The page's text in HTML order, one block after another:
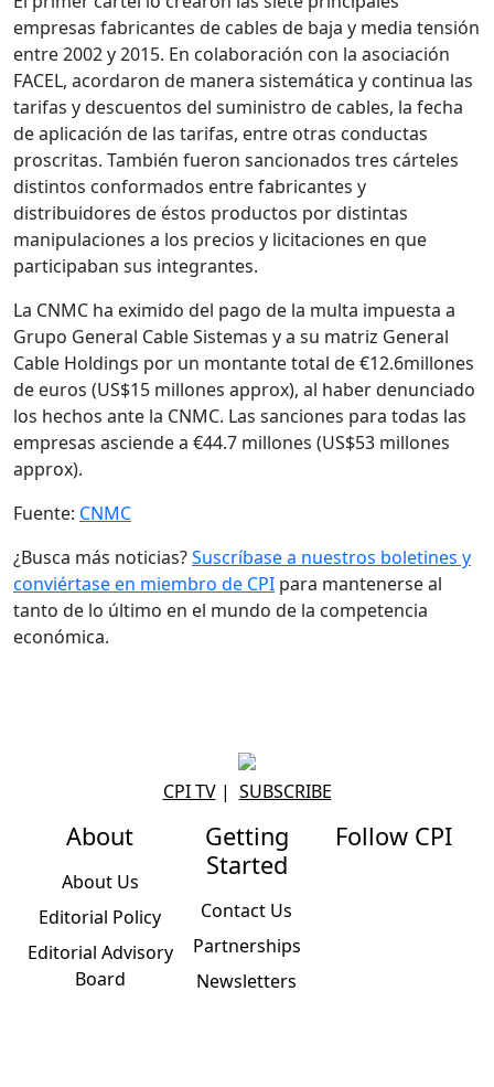
empresas fabricantes de cables de baja y media tensión
entre 2002 y 2015. En colaboración con la asociación
FACEL, acordaron de manera sistemática y continua las
tarifas y descuentos del suministro de cables, la fecha
de aplicación de las tarifas, entre otras conductas
proscritas. También fueron sancionados tres cárteles
distintos conformados entre fabricantes y
distribuidores de éstos productos por distintas
manipulaciones a los precios y licitaciones en que
participaban sus integrantes.
La CNMC ha eximido del pago de la multa impuesta a
Grupo General Cable Sistemas y a su matriz General
Cable Holdings por un montante total de €12.6millones
de euros (US$15 millones approx), al haber denunciado
los hechos ante la CNMC. Las sanciones para todas las
empresas asciende a €44.7 millones (US$53 millones
approx).
Fuente: CNMC
¿Busca más noticias?Suscríbase a nuestros boletines y
conviértase en miembro de CPI para mantenerse al
tanto de lo último en el mundo de la competencia
económica.
CPI TV| SUBSCRIBE
About
About Us
Editorial Policy
Editorial Advisory
Board
Getting
Started
Contact Us
Partnerships
Newsletters
Follow CPI